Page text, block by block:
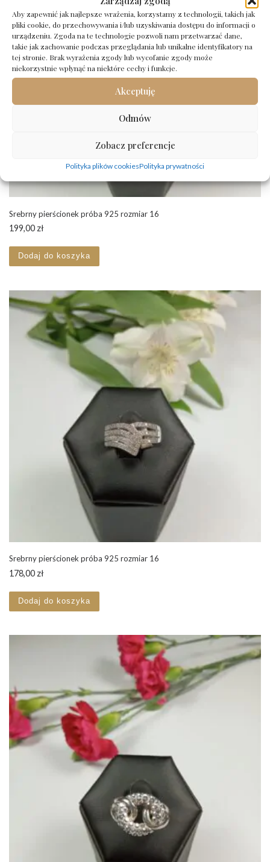
Aby zapewnić jak najlepsze wrażenia, korzystamy z technologii, takich jak
pliki cookie, do przechowywania i/lub uzyskiwania dostępu do informacji o
urządzeniu. Zgoda na te technologie pozwoli nam przetwarzać dane,
takie jak zachowanie podczas przeglądania lub unikalne identyfikatory na
tej stronie. Brak wyrażenia zgody lub wycofanie zgody może
niekorzystnie wpłynąć na niektóre cechy i funkcje.
Akceptuję
Odmów
Zobacz preferencje
Polityka plików cookiesPolityka prywatności
Srebrny pierścionek próba 925 rozmiar 16
199,00 zł
Dodaj do koszyka
Srebrny pierścionek próba 925 rozmiar 16
178,00 zł
Dodaj do koszyka